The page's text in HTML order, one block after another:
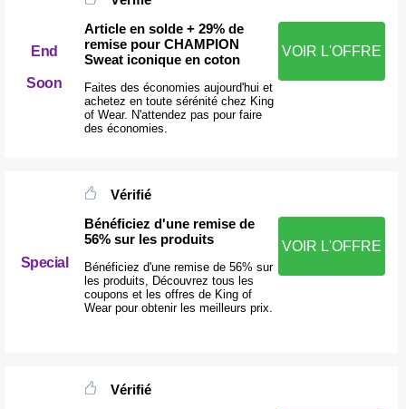
End
Soon
Article en solde + 29% de
remise pour CHAMPION
Sweat iconique en coton
Faites des économies aujourd'hui et
achetez en toute sérénité chez King
of Wear. N'attendez pas pour faire
des économies.
VOIR L'OFFRE
Special
Vérifié
Bénéficiez d'une remise de
56% sur les produits
Bénéficiez d'une remise de 56% sur
les produits, Découvrez tous les
coupons et les offres de King of
Wear pour obtenir les meilleurs prix.
VOIR L'OFFRE
Vérifié